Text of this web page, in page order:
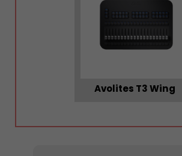
Avolites T3 Wing